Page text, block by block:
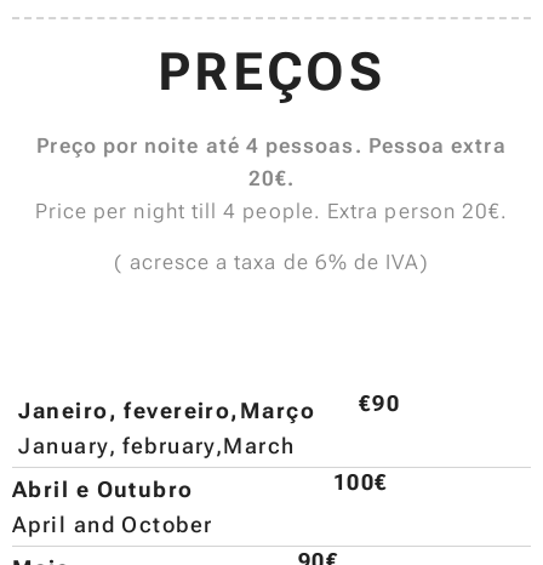
PREÇOS
Preço por noite até 4 pessoas. Pessoa extra
20€.
Price per night till 4 people. Extra person 20€.
( acresce a taxa de 6% de IVA)
Janeiro, fevereiro,Março
January, february,March
€90
Abril e Outubro
April and October
100€